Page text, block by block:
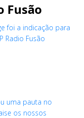
Fusão
foi a indicação para
Radio Fusão
uma pauta no
os nossos